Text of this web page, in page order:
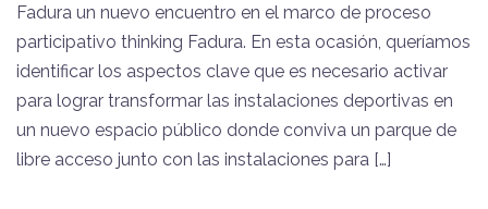
Fadura un nuevo encuentro en el marco de proceso
participativo thinking Fadura. En esta ocasión, queríamos
identificar los aspectos clave que es necesario activar
para lograr transformar las instalaciones deportivas en
un nuevo espacio público donde conviva un parque de
libre acceso junto con las instalaciones para […]